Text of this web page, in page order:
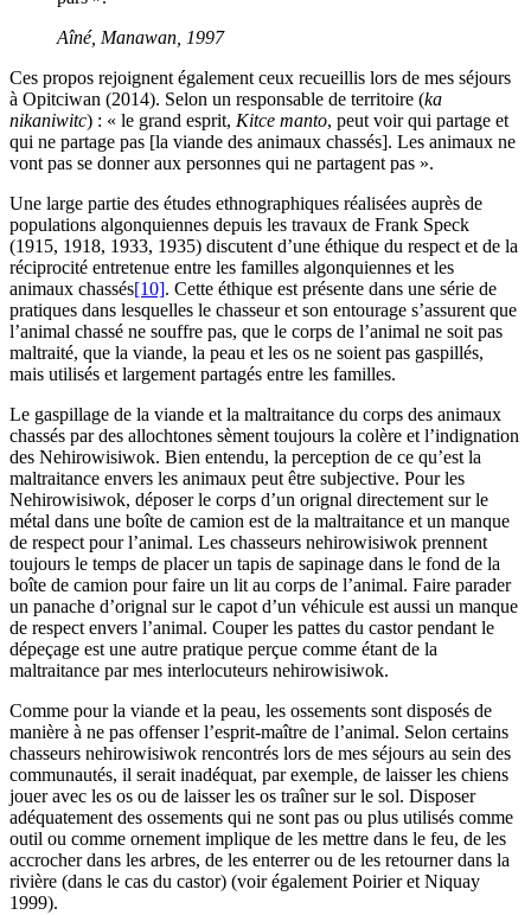
Aîné, Manawan, 1997
Ces propos rejoignent également ceux recueillis lors de mes séjours
à Opitciwan (2014). Selon un responsable de territoire (ka
nikaniwitc) : « le grand esprit, Kitce manto, peut voir qui partage et
qui ne partage pas [la viande des animaux chassés]. Les animaux ne
vont pas se donner aux personnes qui ne partagent pas ».
Une large partie des études ethnographiques réalisées auprès de
populations algonquiennes depuis les travaux de Frank Speck
(1915, 1918, 1933, 1935) discutent d’une éthique du respect et de la
réciprocité entretenue entre les familles algonquiennes et les
animaux chassés[10]. Cette éthique est présente dans une série de
pratiques dans lesquelles le chasseur et son entourage s’assurent que
l’animal chassé ne souffre pas, que le corps de l’animal ne soit pas
maltraité, que la viande, la peau et les os ne soient pas gaspillés,
mais utilisés et largement partagés entre les familles.
Le gaspillage de la viande et la maltraitance du corps des animaux
chassés par des allochtones sèment toujours la colère et l’indignation
des Nehirowisiwok. Bien entendu, la perception de ce qu’est la
maltraitance envers les animaux peut être subjective. Pour les
Nehirowisiwok, déposer le corps d’un orignal directement sur le
métal dans une boîte de camion est de la maltraitance et un manque
de respect pour l’animal. Les chasseurs nehirowisiwok prennent
toujours le temps de placer un tapis de sapinage dans le fond de la
boîte de camion pour faire un lit au corps de l’animal. Faire parader
un panache d’orignal sur le capot d’un véhicule est aussi un manque
de respect envers l’animal. Couper les pattes du castor pendant le
dépeçage est une autre pratique perçue comme étant de la
maltraitance par mes interlocuteurs nehirowisiwok.
Comme pour la viande et la peau, les ossements sont disposés de
manière à ne pas offenser l’esprit-maître de l’animal. Selon certains
chasseurs nehirowisiwok rencontrés lors de mes séjours au sein des
communautés, il serait inadéquat, par exemple, de laisser les chiens
jouer avec les os ou de laisser les os traîner sur le sol. Disposer
adéquatement des ossements qui ne sont pas ou plus utilisés comme
outil ou comme ornement implique de les mettre dans le feu, de les
accrocher dans les arbres, de les enterrer ou de les retourner dans la
rivière (dans le cas du castor) (voir également Poirier et Niquay
1999).